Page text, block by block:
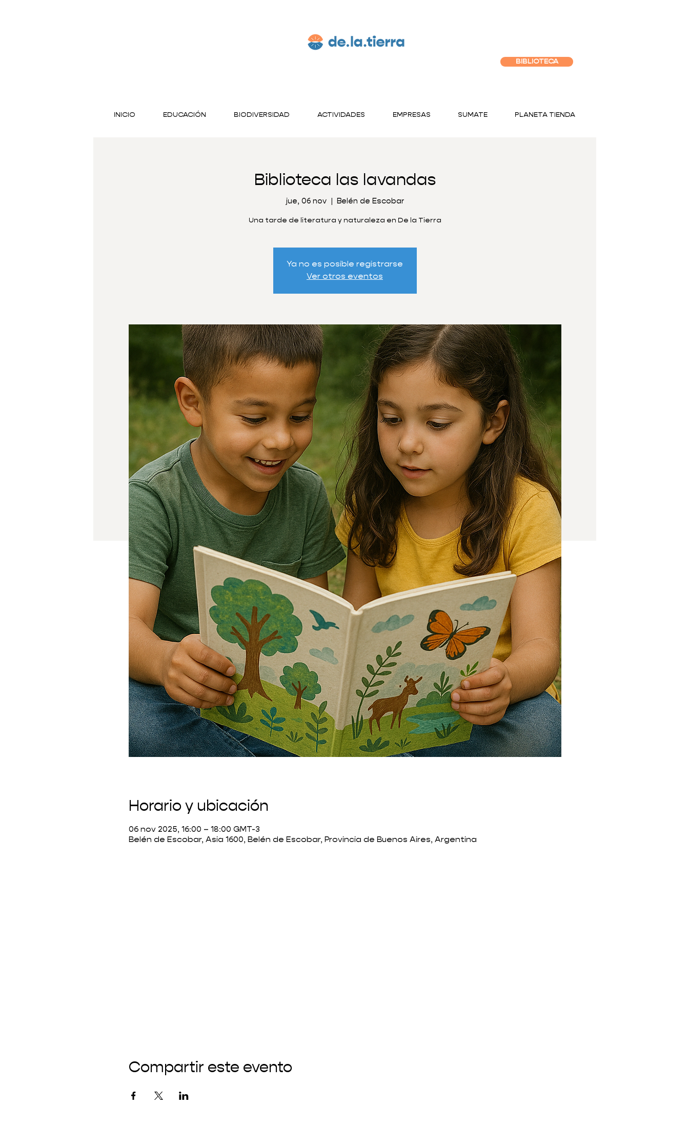
BIBLIOTECA
INICIO EDUCACIÓN BIODIVERSIDAD ACTIVIDADES EMPRESAS SUMATE PLANETA TIENDA
Biblioteca las lavandas
jue, 06 nov
  |
Belén de Escobar
Una tarde de literatura y naturaleza en De la Tierra
Ya no es posible registrarse
Ver otros eventos
Horario y ubicación
06 nov 2025, 16:00 – 18:00 GMT-3
Belén de Escobar, Asia 1600, Belén de Escobar, Provincia de Buenos Aires, Argentina
Compartir este evento